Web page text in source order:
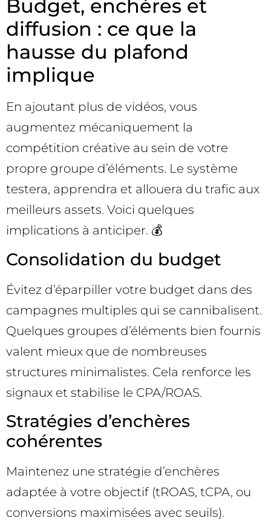
Budget, enchères et
diffusion : ce que la
hausse du plafond
implique
En ajoutant plus de vidéos, vous
augmentez mécaniquement la
compétition créative au sein de votre
propre groupe d’éléments. Le système
testera, apprendra et allouera du trafic aux
meilleurs assets. Voici quelques
implications à anticiper. 💰
Consolidation du budget
Évitez d’éparpiller votre budget dans des
campagnes multiples qui se cannibalisent.
Quelques groupes d’éléments bien fournis
valent mieux que de nombreuses
structures minimalistes. Cela renforce les
signaux et stabilise le CPA/ROAS.
Stratégies d’enchères
cohérentes
Maintenez une stratégie d’enchères
adaptée à votre objectif (tROAS, tCPA, ou
conversions maximisées avec seuils).